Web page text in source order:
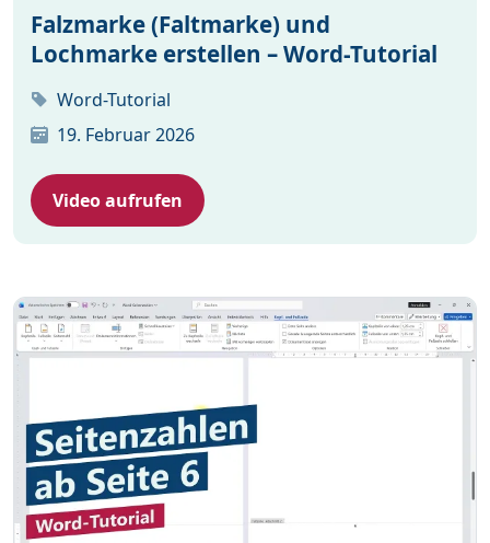
Falzmarke (Faltmarke) und
Lochmarke erstellen – Word-Tutorial
Word-Tutorial
19. Februar 2026
Video aufrufen